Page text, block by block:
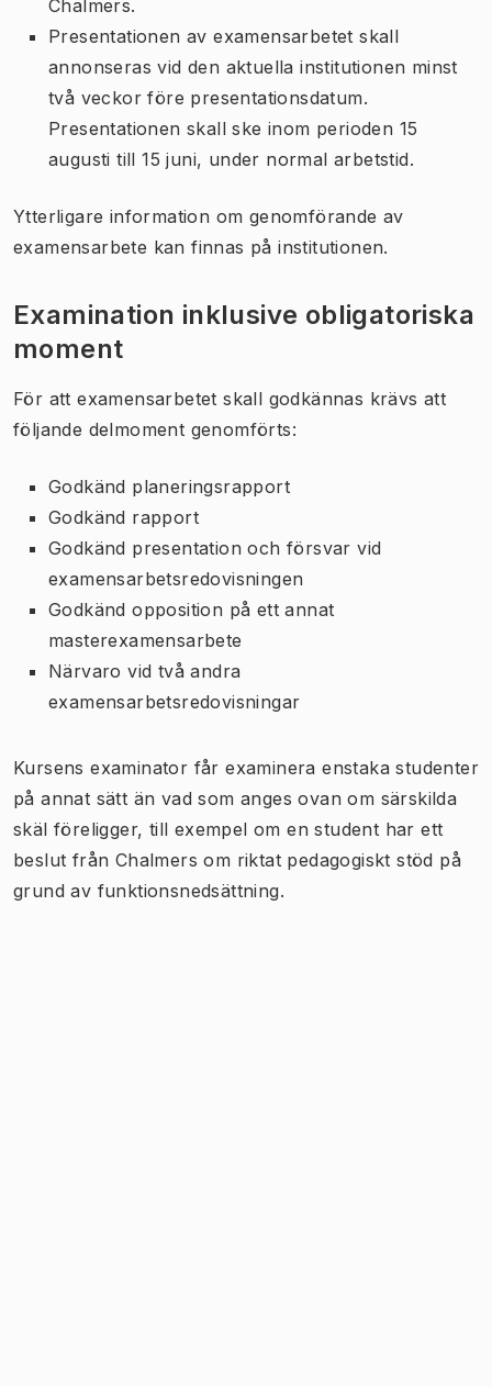
Chalmers.
Presentationen av examensarbetet skall
annonseras vid den aktuella institutionen minst
två veckor före presentationsdatum.
Presentationen skall ske inom perioden 15
augusti till 15 juni, under normal arbetstid.
Ytterligare information om genomförande av
examensarbete kan finnas på institutionen.
Examination inklusive obligatoriska
moment
För att examensarbetet skall godkännas krävs att
följande delmoment genomförts:
Godkänd planeringsrapport
Godkänd rapport
Godkänd presentation och försvar vid
examensarbetsredovisningen
Godkänd opposition på ett annat
masterexamensarbete
Närvaro vid två andra
examensarbetsredovisningar
Kursens examinator får examinera enstaka studenter
på annat sätt än vad som anges ovan om särskilda
skäl föreligger, till exempel om en student har ett
beslut från Chalmers om riktat pedagogiskt stöd på
grund av funktionsnedsättning.